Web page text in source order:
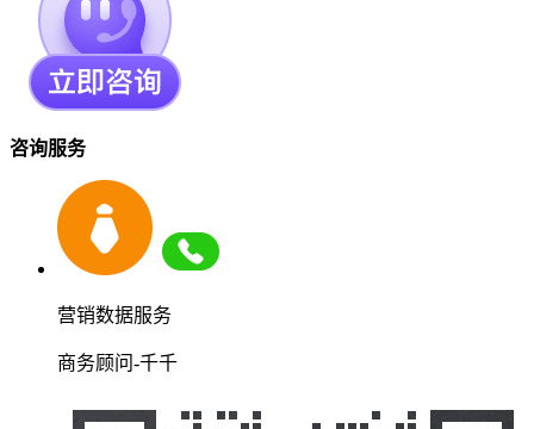
咨询服务
营销数据服务
商务顾问-千千